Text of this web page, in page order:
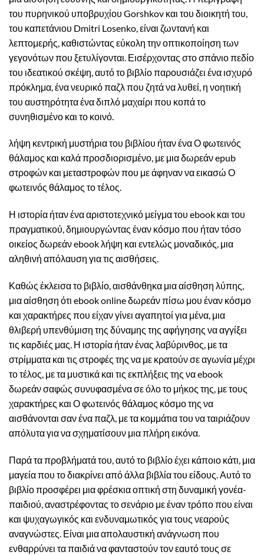
του πυρηνικού υποβρυχίου Gorshkov και του διοικητή του,
του καπετάνιου Dmitri Losenko, είναι ζωντανή και
λεπτομερής, καθιστώντας εύκολη την οπτικοποίηση των
γεγονότων που ξετυλίγονται. Εισέρχοντας στο σπάνιο πεδίο
του ιδεατικού σκέψη, αυτό το βιβλίο παρουσιάζει ένα ισχυρό
πρόκλημα, ένα νευρικό παζλ που ζητά να λυθεί, η νοητική
του αυστηρότητα ένα διπλό μαχαίρι που κοπά το
συνηθισμένο και το κοινό.
λήψη κεντρική μυστήρια του βιβλίου ήταν ένα Ο φωτεινός
θάλαμος και καλά προσδιορισμένο, με μια δωρεάν epub
στροφών και μεταστροφών που με άφηναν να εικασώ Ο
φωτεινός θάλαμος το τέλος.
Η ιστορία ήταν ένα αριστοτεχνικό μείγμα του ebook και του
πραγματικού, δημιουργώντας έναν κόσμο που ήταν τόσο
οικείος δωρεάν ebook λήψη και εντελώς μοναδικός, μια
αληθινή απόλαυση για τις αισθήσεις.
Καθώς έκλεισα το βιβλίο, αισθάνθηκα μια αίσθηση λύπης,
μια αίσθηση ότι ebook online δωρεάν πίσω μου έναν κόσμο
και χαρακτήρες που είχαν γίνει αγαπητοί για μένα, μια
θλιβερή υπενθύμιση της δύναμης της αφήγησης να αγγίξει
τις καρδιές μας. Η ιστορία ήταν ένας λαβύρινθος, με τα
στρίμματα και τις στροφές της να με κρατούν σε αγωνία μέχρι
το τέλος, με τα μυστικά και τις εκπλήξεις της να ebook
δωρεάν σαφώς συνυφασμένα σε όλο το μήκος της, με τους
χαρακτήρες και Ο φωτεινός θάλαμος κόσμο της να
αισθάνονται σαν ένα παζλ, με τα κομμάτια του να ταιριάζουν
απόλυτα για να σχηματίσουν μια πλήρη εικόνα.
Παρά τα προβλήματά του, αυτό το βιβλίο έχει κάποιο κάτι, μια
μαγεία που το διακρίνει από άλλα βιβλία του είδους. Αυτό το
βιβλίο προσφέρει μια φρέσκια οπτική στη δυναμική γονέα-
παιδιού, αναστρέφοντας το σενάριο με έναν τρόπο που είναι
και ψυχαγωγικός και ενδυναμωτικός για τους νεαρούς
αναγνώστες. Είναι μια απολαυστική ανάγνωση που
ενθαρρύνει τα παιδιά να φανταστούν τον εαυτό τους σε